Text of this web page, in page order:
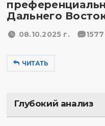
Дальнего
08.10.2025 г. 1577
ЧИТАТЬ
Глубокий анализ